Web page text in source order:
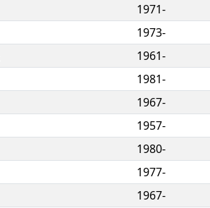
1971-
1973-
1961-
1981-
1967-
1957-
1980-
1977-
1967-